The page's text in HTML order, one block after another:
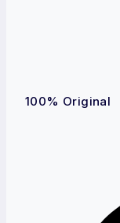
100% Original